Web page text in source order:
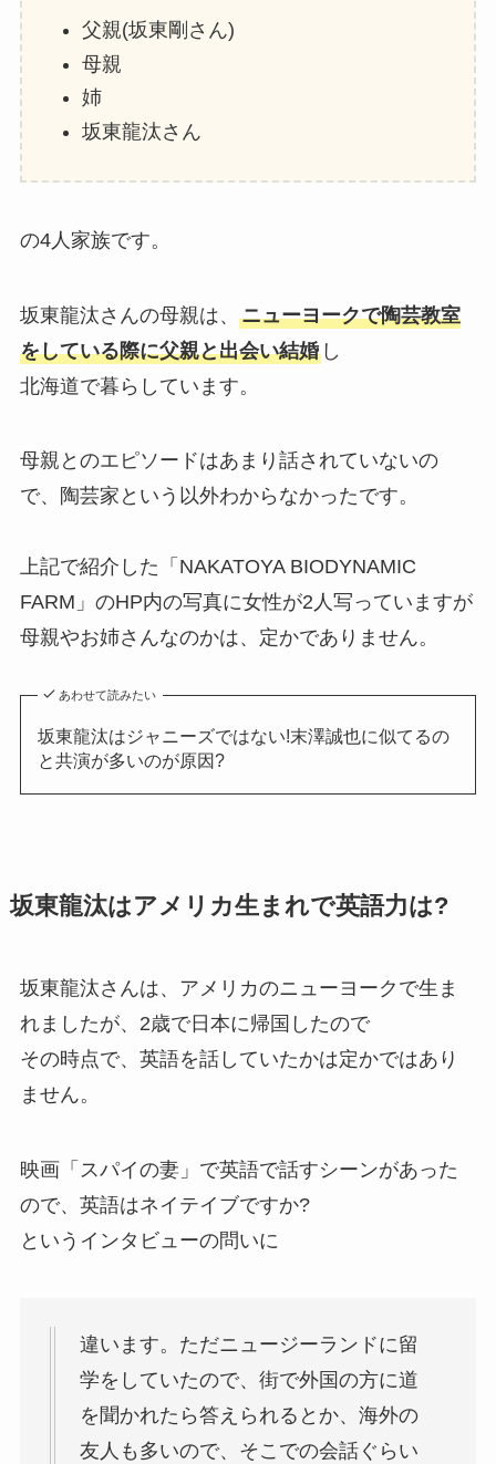
父親(坂東剛さん)
母親
姉
坂東龍汰さん
の4人家族です。
坂東龍汰さんの母親は、 ニューヨークで陶芸教室
をしている際に父親と出会い結婚し
北海道で暮らしています。
母親とのエピソードはあまり話されていないの
で、陶芸家という以外わからなかったです。
上記で紹介した「NAKATOYA BIODYNAMIC
FARM」のHP内の写真に女性が2人写っていますが
母親やお姉さんなのかは、定かでありません。
あわせて読みたい
坂東龍汰はジャニーズではない!末澤誠也に似てるの
と共演が多いのが原因?
坂東龍汰はアメリカ生まれで英語力は?
坂東龍汰さんは、アメリカのニューヨークで生ま
れましたが、2歳で日本に帰国したので
その時点で、英語を話していたかは定かではあり
ません。
映画「スパイの妻」で英語で話すシーンがあった
ので、英語はネイテイブですか?
というインタビューの問いに
違います。ただニュージーランドに留
学をしていたので、街で外国の方に道
を聞かれたら答えられるとか、海外の
友人も多いので、そこでの会話ぐらい